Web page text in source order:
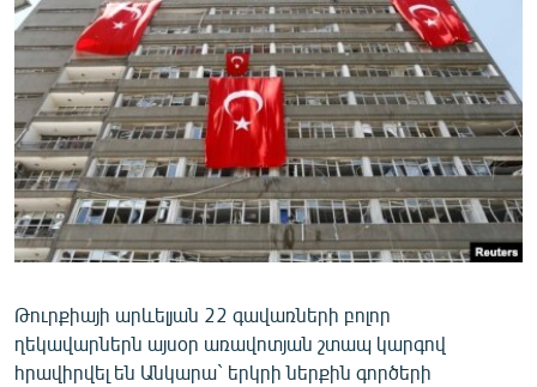
ՏԱՐԱԾԱՇՐՋԱՆ
ՄԻՋԱԶԳԱՅԻՆ
ՄՇԱԿՈՒՅԹ
ՍՊՈՐՏ
ՄԵԿՆԱԲԱՆՈՒԹՅՈՒՆ
ՏՏ ԵՒ ԻՆՏԵՐՆԵՏ
ԱՐԽԻՎ
ՏԵՍԱՆՅՈՒԹԵՐ
Թուրքիայի արևելյան 22 գավառների բոլոր
ղեկավարներն այսօր առավոտյան շտապ կարգով
հրավիրվել են Անկարա` երկրի ներքին գործերի